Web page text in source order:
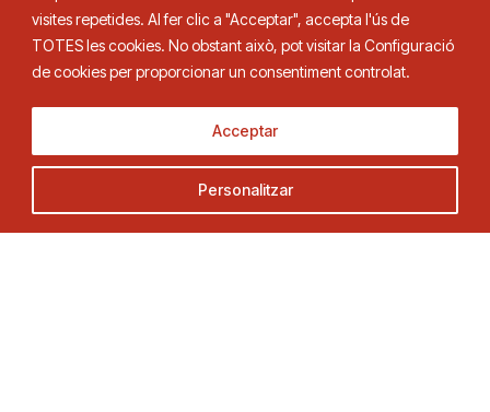
visites repetides. Al fer clic a "Acceptar", accepta l'ús de
TOTES les cookies. No obstant això, pot visitar la Configuració
de cookies per proporcionar un consentiment controlat.
Personalitzar
Acceptar
Federació Catalana de Tennis de Taula
Adreça
C. Duquessa d’Orleans, 29,
Contacte
Tel.93 280 03 00